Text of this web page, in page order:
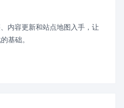
内容更新和站点地图入手，让
基础。